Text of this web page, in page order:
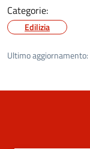
Categorie:
Edilizia
Ultimo aggiornamento: